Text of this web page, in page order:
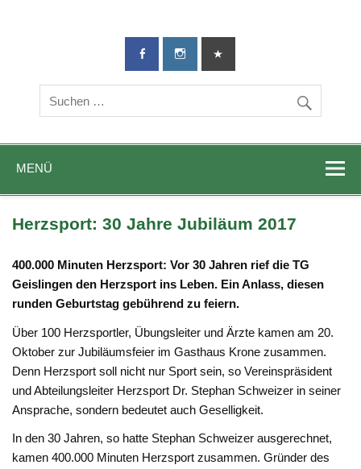
TG-Geislingen
DIE Sportadresse in Geislingen!
MENÜ
Herzsport: 30 Jahre Jubiläum 2017
400.000 Minuten Herzsport: Vor 30 Jahren rief die TG
Geislingen den Herzsport ins Leben. Ein Anlass, diesen
runden Geburtstag gebührend zu feiern.
Über 100 Herzsportler, Übungsleiter und Ärzte kamen am 20.
Oktober zur Jubiläumsfeier im Gasthaus Krone zusammen.
Denn Herzsport soll nicht nur Sport sein, so Vereinspräsident
und Abteilungsleiter Herzsport Dr. Stephan Schweizer in seiner
Ansprache, sondern bedeutet auch Geselligkeit.
In den 30 Jahren, so hatte Stephan Schweizer ausgerechnet,
kamen 400.000 Minuten Herzsport zusammen. Gründer des